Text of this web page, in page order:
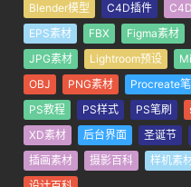
Blender模型
C4D插件
EPS素材
FBX Figma素材
JPG素材
Lightroom预设
OBJ
PNG素材 Procreate笔
PS教程
PS样式 PS笔刷
XD素材
后台界面 圣诞节
插画素材
摄影百科 样机素